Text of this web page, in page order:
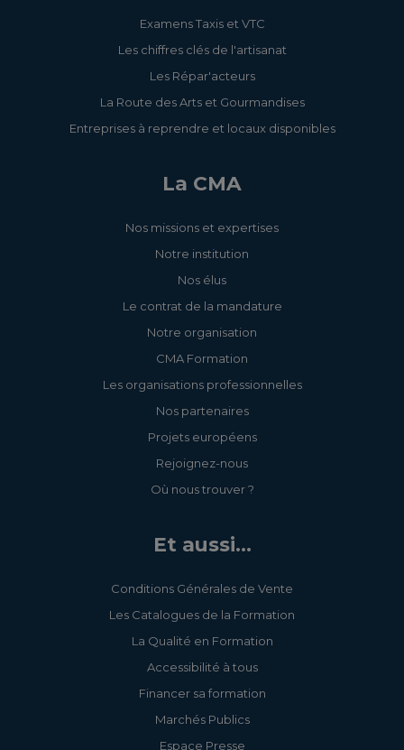
Examens Taxis et VTC
Les chiffres clés de l'artisanat
Les Répar'acteurs
La Route des Arts et Gourmandises
Entreprises à reprendre et locaux disponibles
La CMA
Nos missions et expertises
Notre institution
Nos élus
Le contrat de la mandature
Notre organisation
CMA Formation
Les organisations professionnelles
Nos partenaires
Projets européens
Rejoignez-nous
Où nous trouver ?
Et aussi...
Conditions Générales de Vente
Les Catalogues de la Formation
La Qualité en Formation
Accessibilité à tous
Financer sa formation
Marchés Publics
Espace Presse